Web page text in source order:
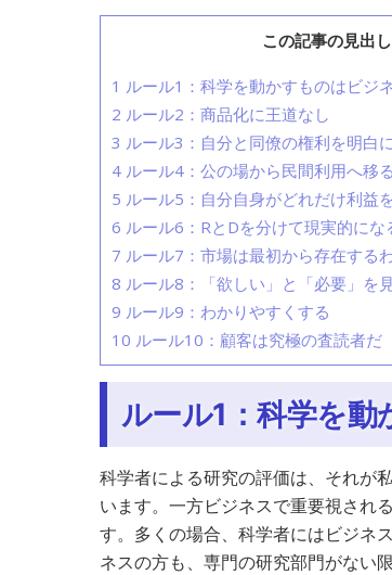
この記事の見出し
1 ルール1：科学を動かすものはビジ
2 ルール2：商品化に王道なし
3 ルール3：自分と同僚の権利を明白
4 ルール4：公の場から民間利用へ移
5 ルール5：自分自身がどれだけ利益
6 ルール6：RとDを分けて現実的にな
7 ルール7：市場は最初から存在する
8 ルール8：「欲しい」と「必要」を
9 ルール9：わかりやすくする
10 ルール10：顧客は究極の査読者だ
ルール1：科学を
科学者による研究の評価は、それが
います。一方ビジネスで重要視され
す。多くの場合、科学者にはビジネ
ネスの方も、専門の研究部門がない